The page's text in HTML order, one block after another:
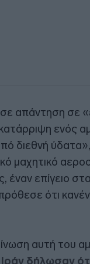
απάντηση σε
ενός
διεθνή
μαχητικό
έναν επίγειο
ότι
αυτή του
δήλωσαν